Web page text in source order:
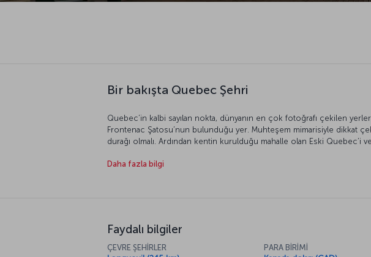
Bir bakışta Quebec Şehri
Quebec’in kalbi sayılan nokta, dünyanın en çok fotoğrafı çekilen
Frontenac Şatosu’nun bulunduğu yer. Muhteşem mimarisiyle dikkat
durağı olmalı. Ardından kentin kurulduğu mahalle olan Eski Quebec’i
Petit Champlain, romantik atmosferi ve zengin seçenekleriyle alışveriş
Daha fazla bilgi
Faydalı bilgiler
ÇEVRE ŞEHİRLER
PARA BİRİMİ